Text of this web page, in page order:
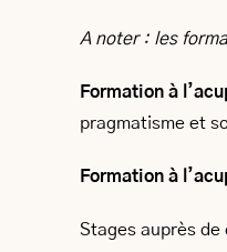
A noter : les
Formation à
pragmatisme et
Formation à
Stages auprès